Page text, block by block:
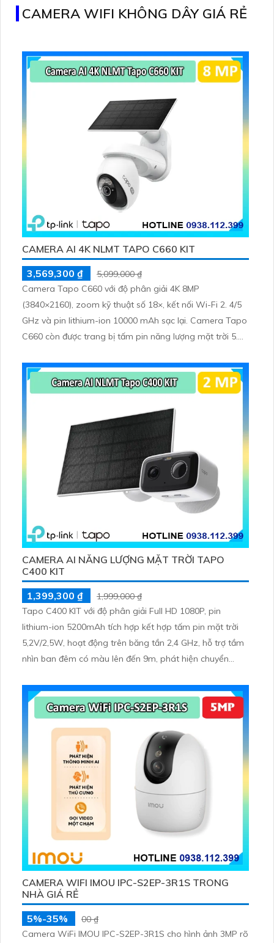
CAMERA WIFI KHÔNG DÂY GIÁ RẺ
CAMERA AI 4K NLMT TAPO C660 KIT
3,569,300 ₫
5,099,000 ₫
Camera Tapo C660 với độ phân giải 4K 8MP
(3840×2160), zoom kỹ thuật số 18×, kết nối Wi-Fi 2. 4/5
GHz và pin lithium-ion 10000 mAh sạc lại. Camera Tapo
C660 còn được trang bị tấm pin năng lượng mặt trời 5.
tiện, lưu trữ thẻ microSD tối đa 512 GB
CAMERA AI NĂNG LƯỢNG MẶT TRỜI TAPO
C400 KIT
1,399,300 ₫
1,999,000 ₫
Tapo C400 KIT với độ phân giải Full HD 1080P, pin
lithium-ion 5200mAh tích hợp kết hợp tấm pin mặt trời
5,2V/2,5W, hoạt động trên băng tần 2,4 GHz, hỗ trợ tầm
nhìn ban đêm có màu lên đến 9m, phát hiện chuyển
thẻ microSD lên đến 512GB
CAMERA WIFI IMOU IPC-S2EP-3R1S TRONG
NHÀ GIÁ RẺ
5%-35%
00 ₫
Camera WiFi IMOU IPC-S2EP-3R1S cho hình ảnh 3MP rõ